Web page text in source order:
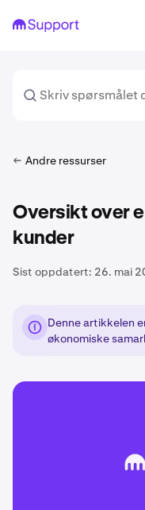
Andre ressurser
Oversikt over
kunder
Sist oppdatert: 26. mai
Denne artikkelen
økonomiske